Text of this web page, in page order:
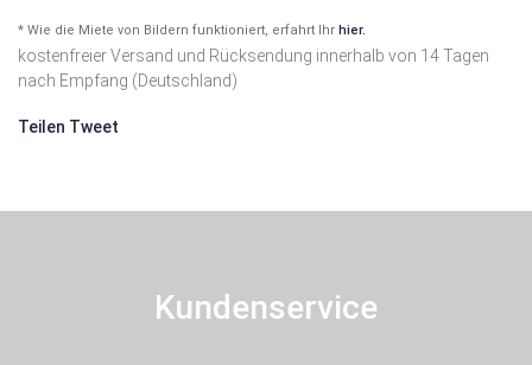
* Wie die Miete von Bildern funktioniert, erfahrt Ihr hier.
kostenfreier Versand und Rücksendung innerhalb von 14 Tagen
nach Empfang (Deutschland)
Teilen Tweet
Kundenservice